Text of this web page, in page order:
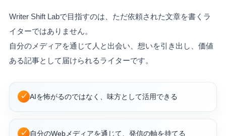
Writer Shift Labで目指すのは、ただ依頼された文章を書くラ
イターではありません。
自分のメディアを通じて人と出会い、想いを引き出し、価値
ある記事として届けられるライターです。
✓ AIを怖がるのではなく、味方として活用できる
✓ 自分のWebメディアを通じて、発信の軸を持てる